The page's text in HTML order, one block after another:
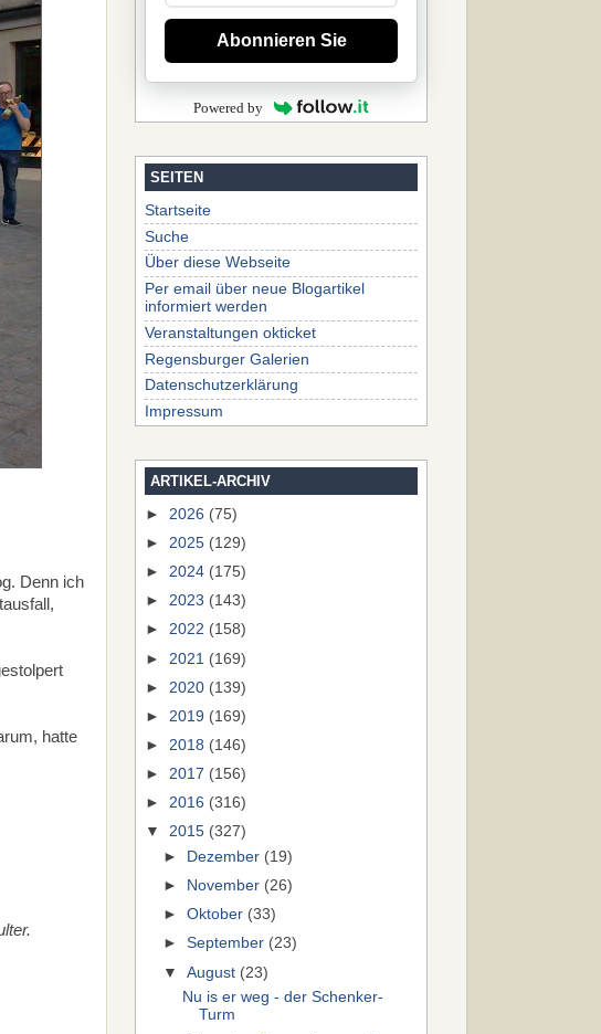
Denn ich
hatte
Abonnieren Sie
Powered by
SEITEN
Startseite
Suche
Über diese Webseite
Per email über neue Blogartikel
informiert werden
Veranstaltungen okticket
Regensburger Galerien
Datenschutzerklärung
Impressum
ARTIKEL-ARCHIV
► 2026 (75)
► 2025 (129)
► 2024 (175)
► 2023 (143)
► 2022 (158)
► 2021 (169)
► 2020 (139)
► 2019 (169)
► 2018 (146)
► 2017 (156)
► 2016 (316)
▼ 2015 (327)
►
Dezember (19)
►
November (26)
►Oktober (33)
►September (23)
▼August (23)
Nu is er weg - der Schenker-
Turm